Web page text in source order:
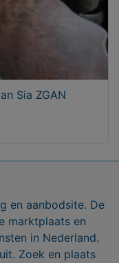
Sia ZGAN
en aanbodsite. De
marktplaats en
in Nederland.
Zoek en plaats